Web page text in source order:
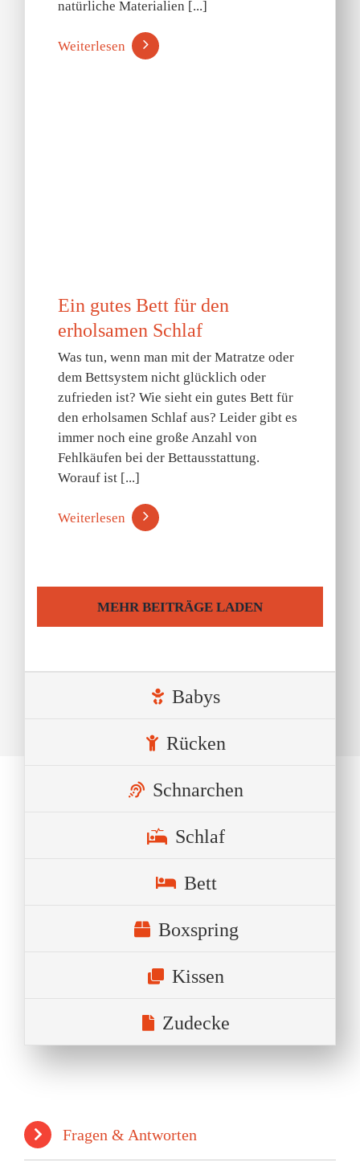
natürliche Materialien [...]
Weiterlesen
Ein gutes Bett für den
erholsamen Schlaf
Was tun, wenn man mit der Matratze oder
dem Bettsystem nicht glücklich oder
zufrieden ist? Wie sieht ein gutes Bett für
den erholsamen Schlaf aus? Leider gibt es
immer noch eine große Anzahl von
Fehlkäufen bei der Bettausstattung.
Worauf ist [...]
Weiterlesen
MEHR BEITRÄGE LADEN
Babys
Rücken
Schnarchen
Schlaf
Bett
Boxspring
Kissen
Zudecke
Fragen & Antworten